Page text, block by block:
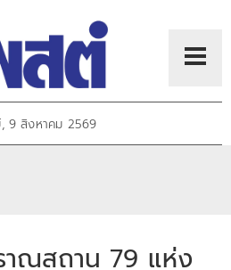
9 สิงหาคม 2569
าณสถาน 79 แห่ง